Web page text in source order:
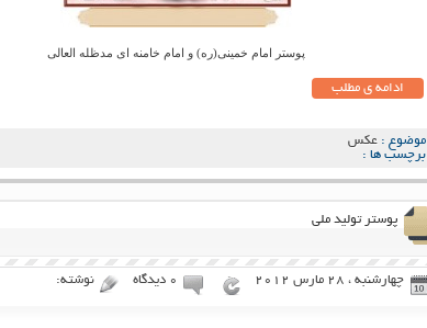
پوستر امام خمینی(ره) و امام خامنه ای مدظله العالی
ادامه ی مطلب
موضوع : عکس
برچسب ها :
پوستر تولید ملی
چهارشنبه ، 28 مارس 2012 ۰ دیدگاه نوشته: